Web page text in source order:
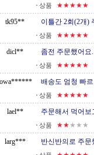
상품 ★★★★★
tk95**
이틀간 2회(2개)
상품 ★★★★★
dicl**
좀전 주문했어요
상품 ★★★★★
배송도 엄청 빠
상품 ★★★★★
lael**
주문해서 먹어보
상품 ★★★★★
larg***
반신반의로 주문